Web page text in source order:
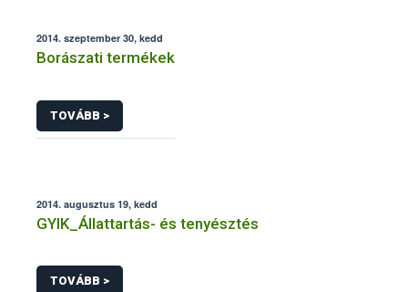
2014. szeptember 30, kedd
Borászati termékek
TOVÁBB >
2014. augusztus 19, kedd
GYIK_Állattartás- és tenyésztés
TOVÁBB >